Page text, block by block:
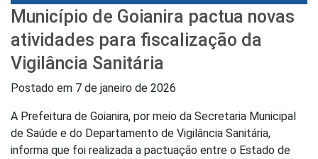
Município de Goianira pactua novas
atividades para fiscalização da
Vigilância Sanitária
Postado em 7 de janeiro de 2026
A Prefeitura de Goianira, por meio da Secretaria Municipal
de Saúde e do Departamento de Vigilância Sanitária,
informa que foi realizada a pactuação entre o Estado de